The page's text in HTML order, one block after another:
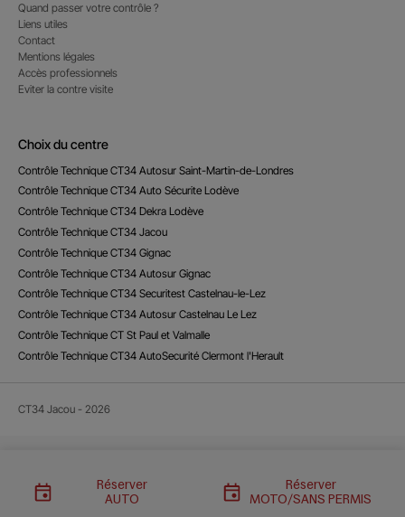
Quand passer votre contrôle ?
Liens utiles
Contact
Mentions légales
Accès professionnels
Eviter la contre visite
Choix du centre
Contrôle Technique CT34 Autosur Saint-Martin-de-Londres
Contrôle Technique CT34 Auto Sécurite Lodève
Contrôle Technique CT34 Dekra Lodève
Contrôle Technique CT34 Jacou
Contrôle Technique CT34 Gignac
Contrôle Technique CT34 Autosur Gignac
Contrôle Technique CT34 Securitest Castelnau-le-Lez
Contrôle Technique CT34 Autosur Castelnau Le Lez
Contrôle Technique CT St Paul et Valmalle
Contrôle Technique CT34 AutoSecurité Clermont l'Herault
CT34 Jacou - 2026
Réserver
AUTO
Réserver
MOTO/SANS PERMIS